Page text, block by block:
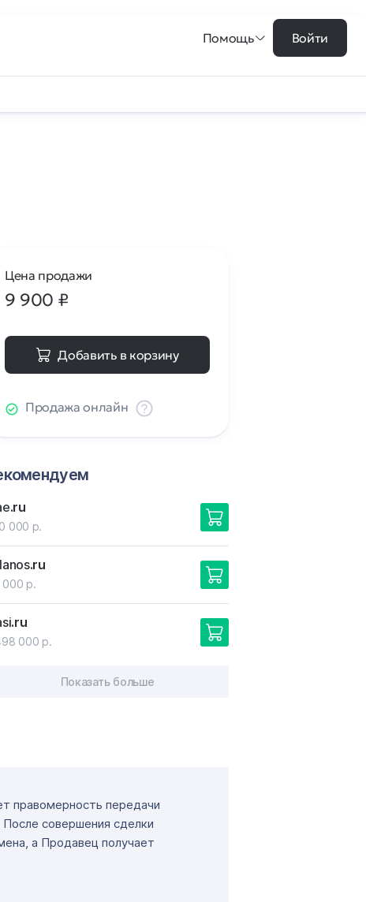
Помощь Войти
Цена продажи
9 900 ₽
Добавить в корзину
Продажа онлайн
.ru
000 р.
.ru
000 р.
.ru
000 р.
Показать больше
правомерность передачи
совершения сделки
а Продавец получает